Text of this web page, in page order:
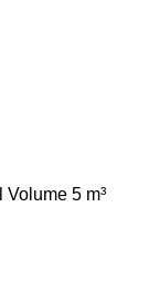
Volume 5 m³